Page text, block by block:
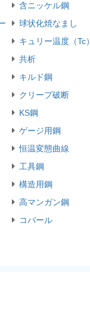
含ニッケル鋼
球状化焼なまし
キュリー温度（Tc）
共析
キルド鋼
クリープ破断
KS鋼
ゲージ用鋼
恒温変態曲線
工具鋼
構造用鋼
高マンガン鋼
コバール